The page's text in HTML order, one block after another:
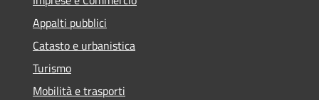
Appalti pubblici
Catasto e urbanistica
Turismo
Mobilità e trasporti